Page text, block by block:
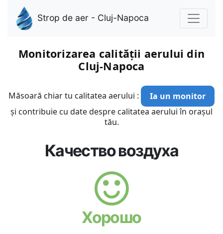
Strop de aer - Cluj-Napoca
Monitorizarea calității aerului din
Cluj-Napoca
Măsoară chiar tu calitatea aerului :
Ia un monitor
și contribuie cu date despre calitatea aerului în orașul
tău.
Качество воздуха
Хорошо